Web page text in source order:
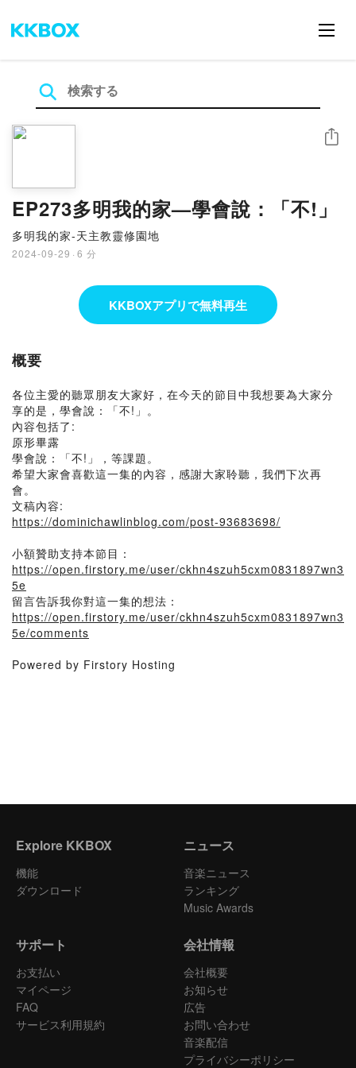
EP273多明我的家—學會說：「不!」
多明我的家-天主教靈修園地
2024-09-29 · 6 分
シェア
KKBOXアプリで無料再生
概要
各位主愛的聽眾朋友大家好，在今天的節目中我想要為大家分
享的是，學會說：「不!」。
內容包括了:
原形畢露
學會說：「不!」，等課題。
希望大家會喜歡這一集的內容，感謝大家聆聽，我們下次再
會。
文稿內容:
https://dominichawlinblog.com/post-93683698/
小額贊助支持本節目：
https://open.firstory.me/user/ckhn4szuh5cxm0831897wn3
5e
留言告訴我你對這一集的想法：
https://open.firstory.me/user/ckhn4szuh5cxm0831897wn3
5e/comments
Powered by Firstory Hosting
Explore KKBOX
機能
ダウンロード
ニュース
音楽ニュース
ランキング
Music Awards
サポート
お支払い
マイページ
FAQ
サービス利用規約
会社情報
会社概要
お知らせ
広告
お問い合わせ
音楽配信
プライバシーポリシー